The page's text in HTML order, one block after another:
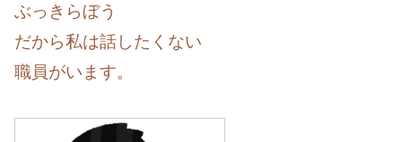
ぶっきらぼう
だから私は話したくない
職員がいます。